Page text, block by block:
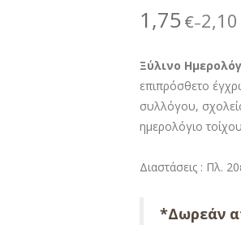
1,75 €–2,10
Ξύλινο
επιπρόσθετο
συλλόγου,
ημερολόγιο
Διαστάσεις : Πλ.
*Δωρεάν